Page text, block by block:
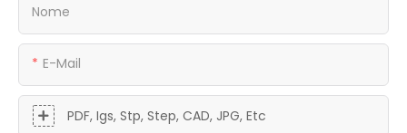
Nome
E-Mail
PDF, Igs, Stp, Step, CAD, JPG, Etc